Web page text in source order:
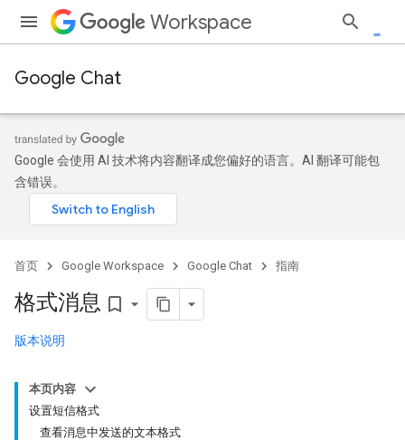
Workspace
Google Chat
Google 会使用 AI 技术将内容翻译成您偏好的语言。AI 翻译可能包
含错误。
首页 Google Workspace Google Chat 指南
格式消息 bookmark_border
版本说明
本页内容
设置短信格式
查看消息中发送的文本格式